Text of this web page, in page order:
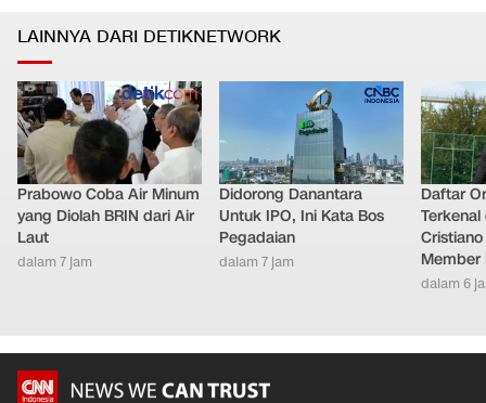
LAINNYA DARI DETIKNETWORK
Prabowo Coba Air Minum
yang Diolah BRIN dari Air
Laut
dalam 7 jam
Didorong Danantara
Untuk IPO, Ini Kata Bos
Pegadaian
dalam 7 jam
Daftar
Terkenal
Member
dalam 6